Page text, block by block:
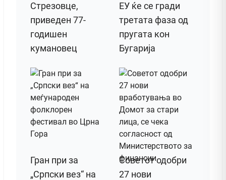
Стрезовце,
приведен 77-
годишен
кумановец
ЕУ ќе се гради
третата фаза од
пругата кон
Бугарија
Гран при за
„Српски вез“ на
Советот одобри
27 нови